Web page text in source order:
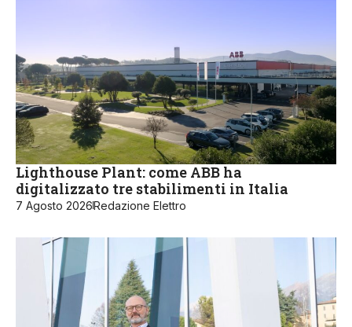
Lighthouse Plant: come ABB ha
digitalizzato tre stabilimenti in Italia
7 Agosto 2026Redazione Elettro